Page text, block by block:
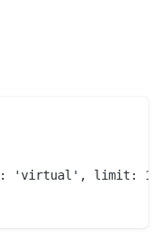
'virtual', limit: